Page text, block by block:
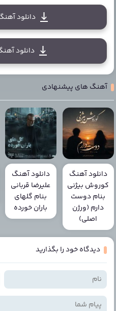
دانلود آهنگ
دانلود آهنگ
آهنگ های پیشنهادی
دانلود آهنگ
کوروش بیژنی
بنام دوست
دارم (ورژن
اصلی)
دانلود آهنگ
علیرضا قربانی
بنام گلهای
باران خورده
دیدگاه خود را بگذارید